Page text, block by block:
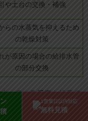
1営業日以内対応
無料見積
や土台の交換・補強
らの水蒸気を抑えるため
の乾燥対策
が原因の場合の給排水管
の部分交換
っている軽度な状態で
およそ15万〜30万円前
、漏水を長期間放置し